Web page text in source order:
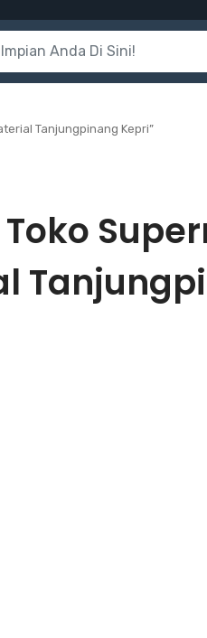
Tanjungpinang Kepri”